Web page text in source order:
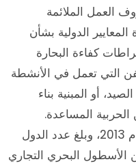
العمل الملائمة
الدولية بشأن
كفاءة البحارة
التي تعمل في الأنشطة
أو المبنية بناء
الحربية المساعدة.
ودخلت الاتفاقية حيز النفاذ دولياً عام 2013، وبلغ عدد الدول
97 دولة، تمثل 91% من الأسطول البحري التجاري